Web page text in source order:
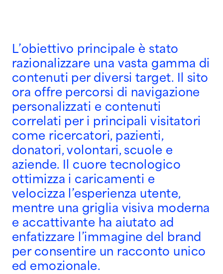
L’obiettivo principale è stato
razionalizzare una vasta gamma di
contenuti per diversi target. Il sito
ora offre percorsi di navigazione
personalizzati e contenuti
correlati per i principali visitatori
come ricercatori, pazienti,
donatori, volontari, scuole e
aziende. Il cuore tecnologico
ottimizza i caricamenti e
velocizza l’esperienza utente,
mentre una griglia visiva moderna
e accattivante ha aiutato ad
enfatizzare l’immagine del brand
per consentire un racconto unico
ed emozionale.